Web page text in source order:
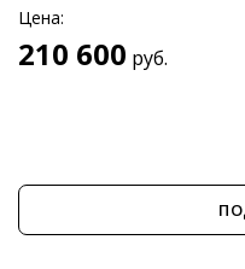
Цена:
210 600 руб.